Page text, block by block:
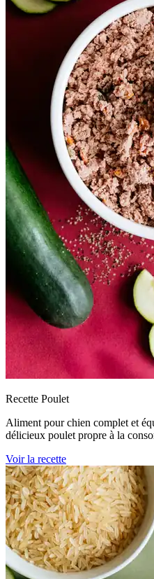
Recette Poulet
Aliment pour chien complet et
délicieux poulet propre à la
Voir la recette